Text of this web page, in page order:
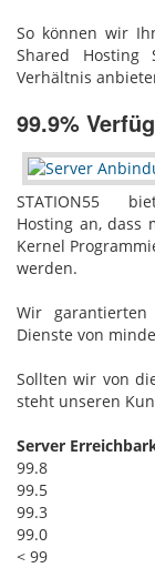
So können wir
Shared Hosting
Verhältnis
99.9%
STATION55
Hosting‎ an, dass
Kernel
werden.
Wir
Dienste von
Sollten wir von
steht unseren
Server
99.8
99.5
99.3
99.0
< 99